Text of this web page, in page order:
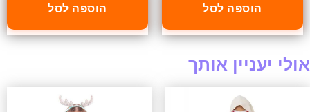
הוספה לסל הוספה לסל
אולי יעניין אותך